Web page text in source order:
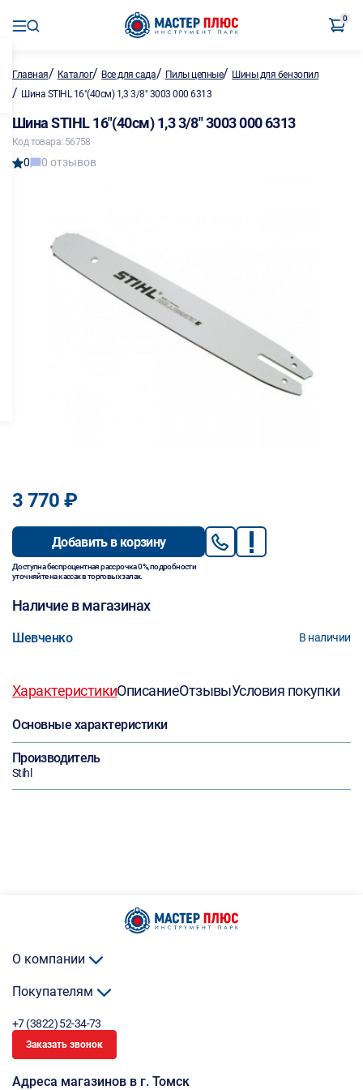
0
Главная/ Каталог/ Все для сада/ Пилы цепные/ Шины для бензопил
/ Шина STIHL 16"(40см) 1,3 3/8" 3003 000 6313
Шина STIHL 16"(40см) 1,3 3/8" 3003 000 6313
Код товара: 56758
0 0 отзывов
3 770 ₽
Добавить в корзину
Доступна беспроцентная рассрочка 0%, подробности
уточняйте на кассах в торговых залах.
Наличие в магазинах
Шевченко В наличии
ХарактеристикиОписаниеОтзывыУсловия покупки
Основные характеристики
Производитель
Stihl
О компании
Покупателям
+7 (3822) 52-34-73
Заказать звонок
Адреса магазинов в г. Томск